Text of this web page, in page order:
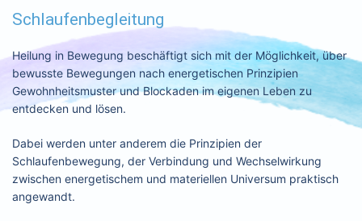
Schlaufenbegleitung
Heilung in Bewegung beschäftigt sich mit der Möglichkeit, über
bewusste Bewegungen nach energetischen Prinzipien
Gewohnheitsmuster und Blockaden im eigenen Leben zu
entdecken und lösen.
Dabei werden unter anderem die Prinzipien der
Schlaufenbewegung, der Verbindung und Wechselwirkung
zwischen energetischem und materiellen Universum praktisch
angewandt.